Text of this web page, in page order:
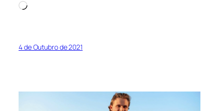
Loading…
4 de Outubro de 2021